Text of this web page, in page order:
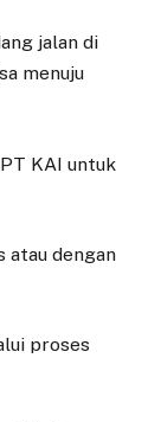
jalan di
menuju
KAI untuk
atau dengan
proses